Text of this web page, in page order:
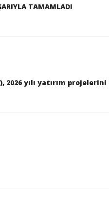
TAMAMLADI
2026 yılı yatırım